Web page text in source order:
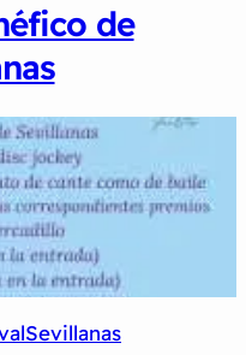
de
Sevillanas